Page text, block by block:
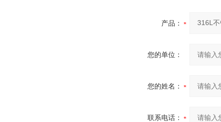
产品：
您的单位：
您的姓名：
联系电话：